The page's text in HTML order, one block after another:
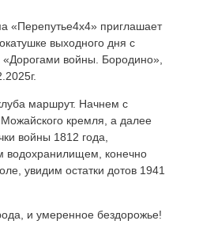
«Перепутье4х4» приглашает
выходного дня с
«Дорогами войны. Бородино»,
маршрут. Начнем с
кремля, а далее
войны 1812 года,
водохранилищем, конечно
увидим остатки дотов 1941
и умеренное бездорожье!